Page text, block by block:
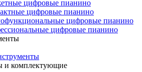
цифровые пианино
цифровые пианино
цифровые пианино
цифровые пианино
и комплектующие